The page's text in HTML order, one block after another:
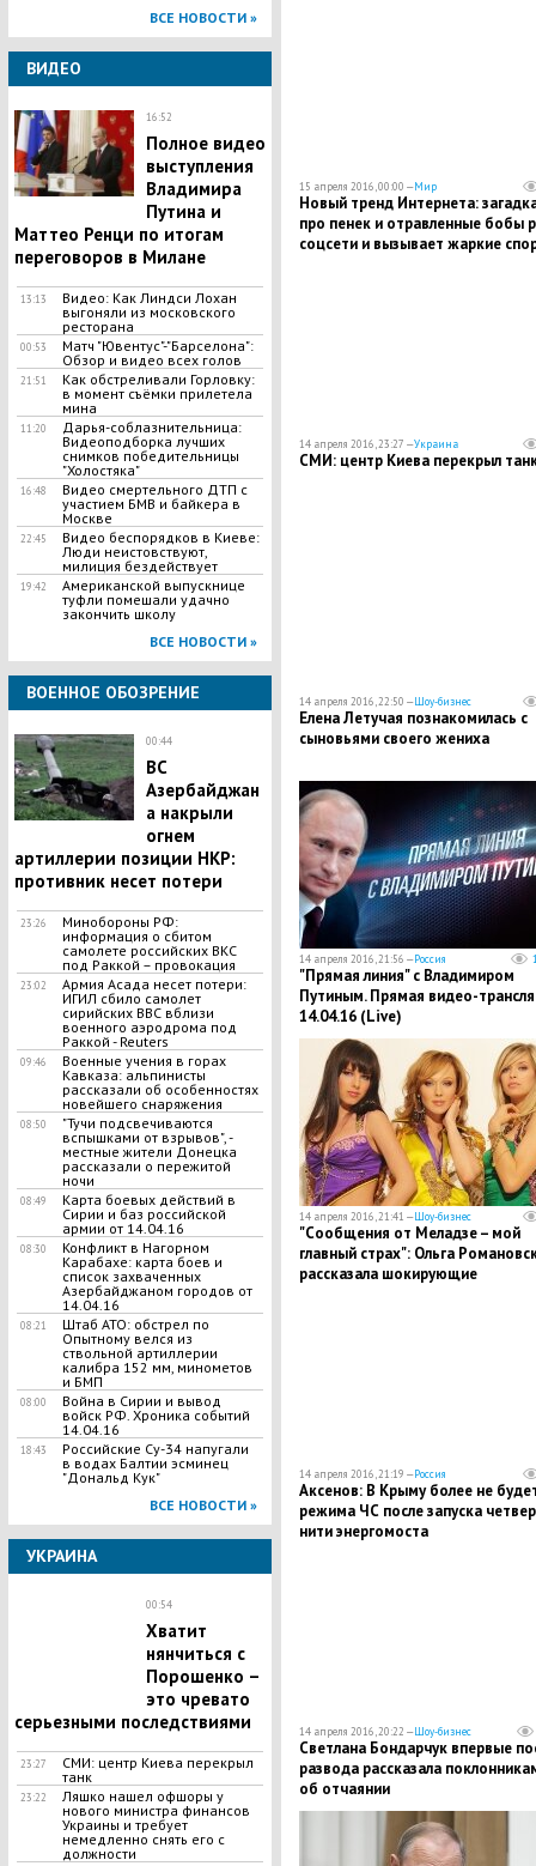
ВСЕ НОВОСТИ »
ВИДЕО
16:52
Полное видео
выступления
Владимира
Путина и
Маттео Ренци по итогам
переговоров в Милане
13:13
Видео: Как Линдси Лохан
выгоняли из московского
ресторана
00:53
Матч "Ювентус"-"Барселона":
Обзор и видео всех голов
21:51
Как обстреливали Горловку:
в момент съёмки прилетела
мина
11:20
Дарья-соблазнительница:
Видеоподборка лучших
снимков победительницы
"Холостяка"
16:48
Видео смертельного ДТП с
участием БМВ и байкера в
Москве
22:45
Видео беспорядков в Киеве:
Люди неистовствуют,
милиция бездействует
19:42
Американской выпускнице
туфли помешали удачно
закончить школу
ВСЕ НОВОСТИ »
ВОЕННОЕ ОБОЗРЕНИЕ
00:44
ВС
Азербайджан
а накрыли
огнем
артиллерии позиции НКР:
противник несет потери
23:26
Минобороны РФ:
информация о сбитом
самолете российских ВКС
под Раккой – провокация
23:02
Армия Асада несет потери:
ИГИЛ сбило самолет
сирийских ВВС вблизи
военного аэродрома под
Раккой - Reuters
09:46
Военные учения в горах
Кавказа: альпинисты
рассказали об особенностях
новейшего снаряжения
08:50
"Тучи подсвечиваются
вспышками от взрывов", -
местные жители Донецка
рассказали о пережитой
ночи
08:49
Карта боевых действий в
Сирии и баз российской
армии от 14.04.16
08:30
Конфликт в Нагорном
Карабахе: карта боев и
список захваченных
Азербайджаном городов от
14.04.16
08:21
Штаб АТО: обстрел по
Опытному велся из
ствольной артиллерии
калибра 152 мм, минометов
и БМП
08:00
Война в Сирии и вывод
войск РФ. Хроника событий
14.04.16
18:43
Российские Су-34 напугали
в водах Балтии эсминец
"Дональд Кук"
ВСЕ НОВОСТИ »
УКРАИНА
00:54
Хватит
нянчиться с
Порошенко –
это чревато
серьезными последствиями
23:27
СМИ: центр Киева перекрыл
танк
23:22
Ляшко нашел офшоры у
нового министра финансов
Украины и требует
немедленно снять его с
должности
15 апреля 2016, 00:00 —Мир
Новый тренд Интернета:
про пенек и отравленные бобы
соцсети и вызывает жаркие
14 апреля 2016, 23:27 —Украина
СМИ: центр Киева перекрыл
14 апреля 2016, 22:50 —Шоу-бизнес
Елена Летучая познакомилась с
сыновьями своего жениха
14 апреля 2016, 21:56 —Россия
"Прямая линия" с Владимиром
Путиным. Прямая видео-
14.04.16 (Live)
14 апреля 2016, 21:41 —Шоу-бизнес
"Сообщения от Меладзе – мой
главный страх": Ольга
рассказала шокирующие
14 апреля 2016, 21:19 —Россия
Аксенов: В Крыму более не
режима ЧС после запуска
нити энергомоста
14 апреля 2016, 20:22 —Шоу-бизнес
Светлана Бондарчук впервые
развода рассказала
об отчаянии